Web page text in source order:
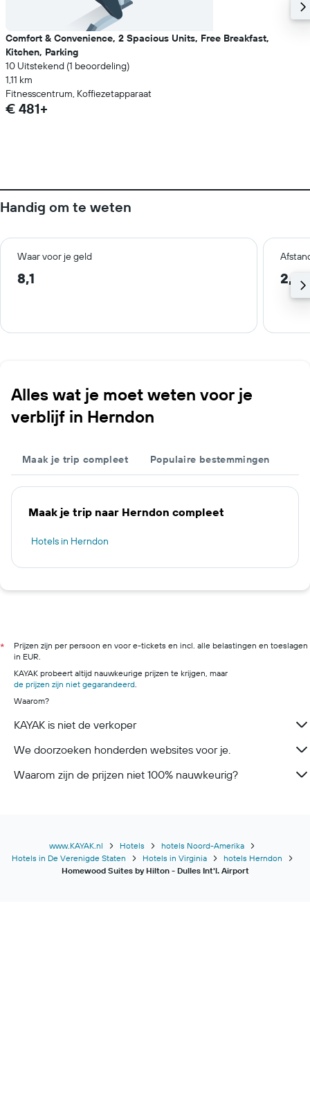
Comfort & Convenience, 2 Spacious Units, Free Breakfast,
Kitchen, Parking
10 Uitstekend (1 beoordeling)
1,11 km
Fitnesscentrum, Koffiezetapparaat
€ 481+
Handig om te weten
Waar voor je geld
8,1 2,5
Alles wat je moet weten voor je
verblijf in Herndon
Maak je trip compleet Populaire bestemmingen
Maak je trip naar Herndon compleet
Hotels in Herndon
*
Prijzen zijn per persoon en voor e-tickets en incl. alle belastingen en toeslagen
in EUR.
KAYAK probeert altijd nauwkeurige prijzen te krijgen, maar
de prijzen zijn niet gegarandeerd.
Waarom?
KAYAK is niet de verkoper
We doorzoeken honderden websites voor je.
Waarom zijn de prijzen niet 100% nauwkeurig?
www.KAYAK.nl Hotels
hotels Noord-Amerika
Hotels in De Verenigde Staten
Hotels in Virginia
hotels Herndon
Homewood Suites by Hilton - Dulles Int'l. Airport